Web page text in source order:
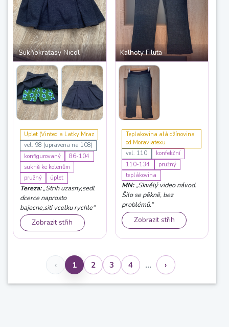
Sukňokraťasy Nicol
Uplet (Vinted a Latky Mraz
vel. 98 (upravena na 108)
konfigurovaný
86-104
sukně ke kolenům
pružný
úplet
Tereza:„Strih uzasny,sedl
dcerce naprosto
bajecne,siti vcelku rychle“
Zobrazit střih
Kalhoty Filuta
Teplakovina alá džínovina
od Moraviatexu
vel. 110
konfekční
110-134
pružný
teplákovina
MN:„Skvělý video návod.
Šilo se pěkně, bez
problémů.“
Zobrazit střih
‹ 1 2 3 4 … ›